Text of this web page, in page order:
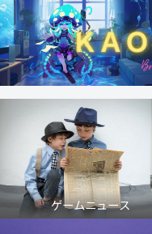
ゲームニュース